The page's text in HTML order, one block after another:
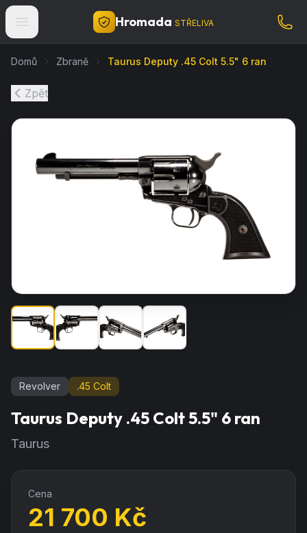
Hromada STŘELIVA
Domů Zbraně Taurus Deputy .45 Colt 5.5" 6 ran
Zpět
Revolver .45 Colt
Taurus Deputy .45 Colt 5.5" 6 ran
Taurus
Cena
21 700 Kč